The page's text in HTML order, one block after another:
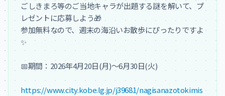
ごしきまろ等のご当地キャラが出題する謎を解いて、プ
レゼントに応募しよう🎁
参加無料なので、週末の海沿いお散歩にぴったりですよ
✨
📅期間：2026年4月20日(月)〜6月30日(火)
https://www.city.kobe.lg.jp/j39681/nagisanazotokimis